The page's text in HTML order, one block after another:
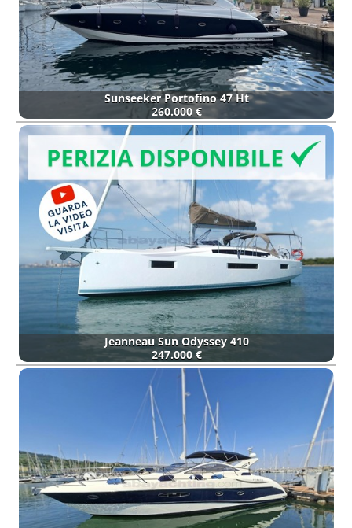
Sunseeker Portofino 47 Ht
260.000 €
Jeanneau Sun Odyssey 410
247.000 €